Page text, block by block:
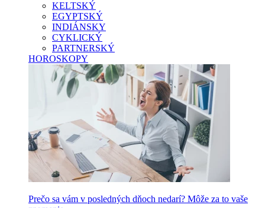
KELTSKÝ
EGYPTSKÝ
INDIÁNSKY
CYKLICKÝ
PARTNERSKÝ
HOROSKOPY
Prečo sa vám v posledných dňoch nedarí? Môže za to vaše